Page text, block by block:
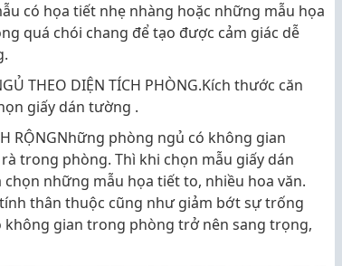
có họa tiết nhẹ nhàng hoặc những mẫu họa
quá chói chang để tạo được cảm giác dễ
THEO DIỆN TÍCH PHÒNG.Kích thước căn
giấy dán tường .
RỘNGNhững phòng ngủ có không gian
trong phòng. Thì khi chọn mẫu giấy dán
những mẫu họa tiết to, nhiều hoa văn.
thân thuộc cũng như giảm bớt sự trống
gian trong phòng trở nên sang trọng,